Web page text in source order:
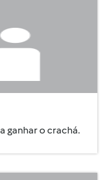
ganhar o crachá.